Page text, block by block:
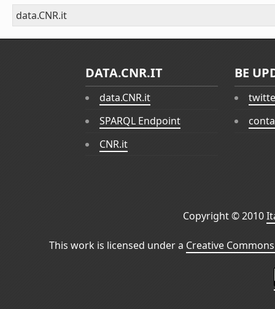
data.CNR.it
DATA.CNR.IT
data.CNR.it
SPARQL Endpoint
CNR.it
BE
Copyright © 2010
This work is licensed under a Creative